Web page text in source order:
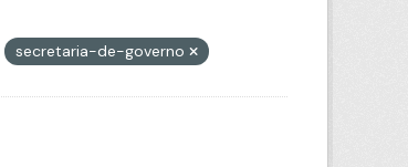
secretaria-de-governo